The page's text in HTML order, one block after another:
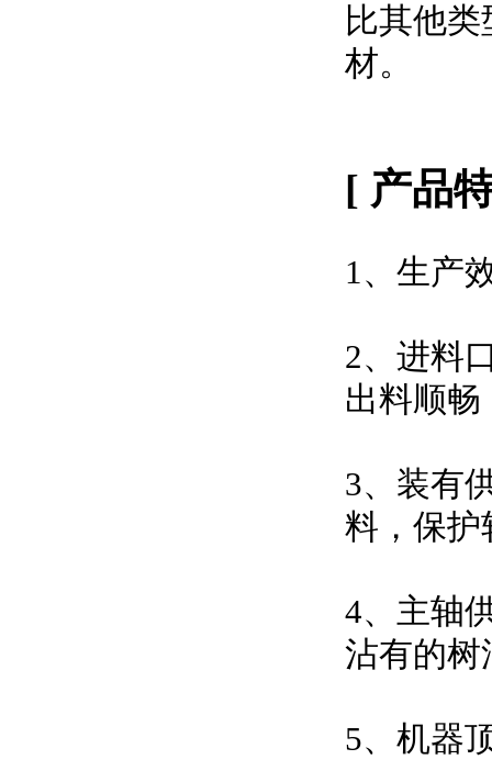
比其他
材。
[ 产品
1、生产
2、进料
出料顺
3、装有
料，保护
4、主轴
沾有的树
5、机器